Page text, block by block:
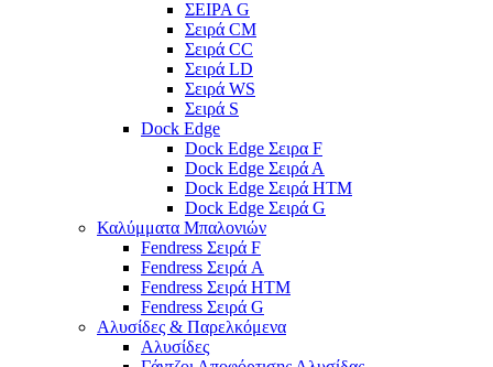
ΣΕΙΡΑ G
Σειρά CM
Σειρά CC
Σειρά LD
Σειρά WS
Σειρά S
Dock Edge
Dock Edge Σειρα F
Dock Edge Σειρά Α
Dock Edge Σειρά HTM
Dock Edge Σειρά G
Καλύμματα Μπαλονιών
Fendress Σειρά F
Fendress Σειρά A
Fendress Σειρά HTM
Fendress Σειρά G
Αλυσίδες & Παρελκόμενα
Αλυσίδες